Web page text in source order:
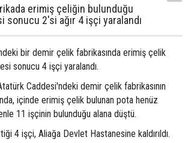
erimiş çeliğin bulunduğu
sonucu 2'si ağır 4 işçi yaralandı
bir demir çelik fabrikasında erimiş çelik
sonucu 4 işçi yaralandı.
Caddesi'ndeki demir çelik fabrikasının
içinde erimiş çelik bulunan pota henüz
11 işçinin bulunduğu alana düştü.
4 işçi, Aliağa Devlet Hastanesine kaldırıldı.